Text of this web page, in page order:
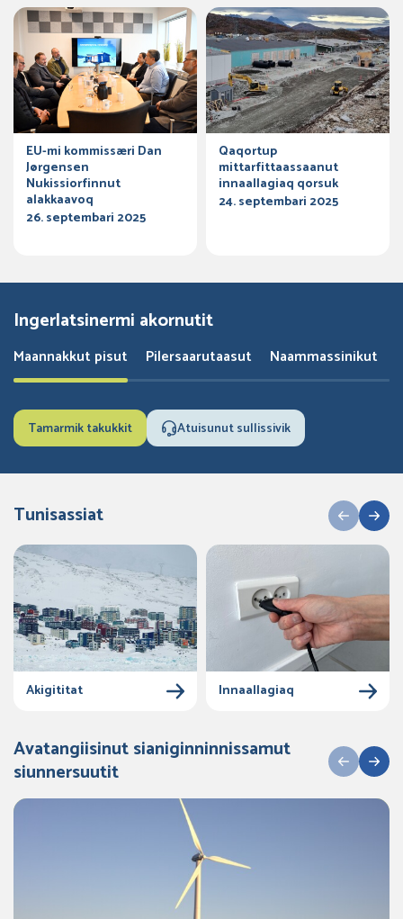
EU-mi kommissæri Dan
Jørgensen
Nukissiorfinnut
alakkaavoq
26. septembari 2025
Qaqortup
mittarfittaassaanut
innaallagiaq qorsuk
24. septembari 2025
Ingerlatsinermi akornutit
Maannakkut pisut Pilersaarutaasut Naammassinikut
Tamarmik takukkit Atuisunut sullissivik
Tunisassiat
Akigititat Innaallagiaq
Avatangiisinut sianiginninnissamut
siunnersuutit